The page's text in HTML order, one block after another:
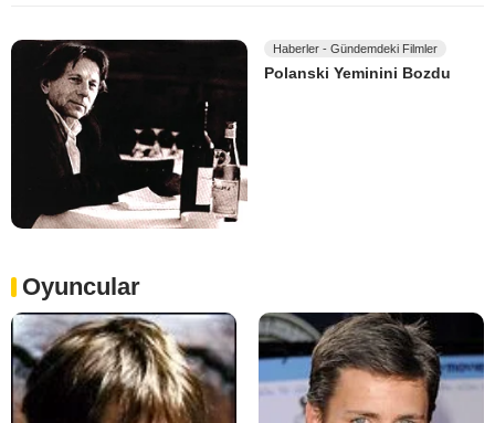
Haberler - Gündemdeki Filmler
Polanski Yeminini Bozdu
Oyuncular